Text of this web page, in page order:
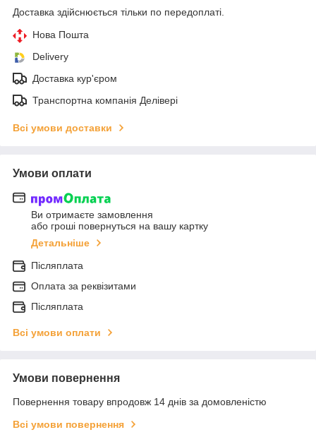
Доставка здійснюється тільки по передоплаті.
Нова Пошта
Delivery
Доставка кур'єром
Транспортна компанія Делівері
Всі умови доставки
Умови оплати
Ви отримаєте замовлення
або гроші повернуться на вашу картку
Детальніше
Післяплата
Оплата за реквізитами
Післяплата
Всі умови оплати
Умови повернення
Повернення товару впродовж 14 днів за домовленістю
Всі умови повернення